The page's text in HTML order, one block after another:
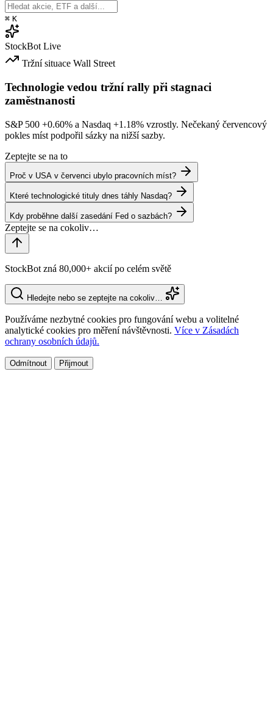
⌘ K
StockBot Live
Tržní situace Wall Street
Technologie vedou tržní rally při stagnaci
zaměstnanosti
S&P 500 +0.60% a Nasdaq +1.18% vzrostly. Nečekaný červencový
pokles míst podpořil sázky na nižší sazby.
Zeptejte se na to
Proč v USA v červenci ubylo pracovních míst?
Které technologické tituly dnes táhly Nasdaq?
Kdy proběhne další zasedání Fed o sazbách?
StockBot zná 80,000+ akcií po celém světě
Hledejte nebo se zeptejte na cokoliv…
Používáme nezbytné cookies pro fungování webu a volitelné
analytické cookies pro měření návštěvnosti. Více v Zásadách
ochrany osobních údajů.
Odmítnout Přijmout